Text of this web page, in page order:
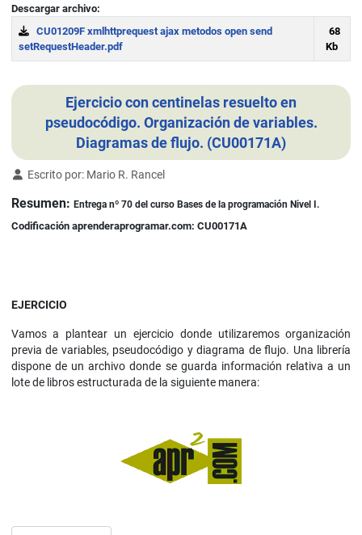
Descargar archivo:
CU01209F xmlhttprequest ajax metodos open send
setRequestHeader.pdf
68
Kb
Ejercicio con centinelas resuelto en
pseudocódigo. Organización de variables.
Diagramas de flujo. (CU00171A)
Detalles
Escrito por: Mario R. Rancel
Resumen: Entrega nº 70 del curso Bases de la programación Nivel I.
Codificación aprenderaprogramar.com: CU00171A
EJERCICIO
Vamos a plantear un ejercicio donde utilizaremos organización
previa de variables, pseudocódigo y diagrama de flujo. Una librería
dispone de un archivo donde se guarda información relativa a un
lote de libros estructurada de la siguiente manera: